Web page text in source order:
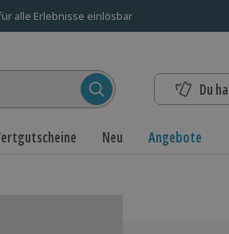
alle Erlebnisse einlösbar
Du
Neu Angebote